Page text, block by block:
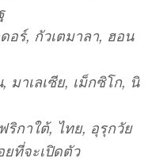
อร์, กัวเตมาลา, ฮอน
มาเลเซีย, เม็กซิโก, นิ
ริกาใต้, ไทย, อุรุกวัย
ยที่จะเปิดตัว